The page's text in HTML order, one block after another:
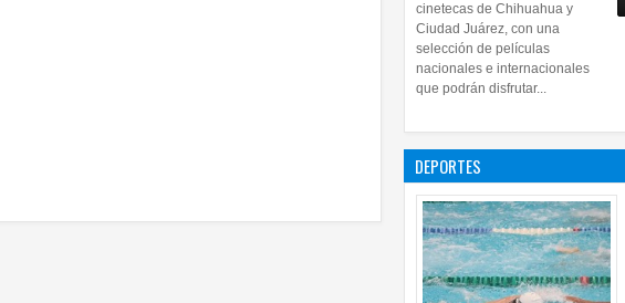
cinetecas de Chihuahua y
Ciudad Juárez, con una
selección de películas
nacionales e internacionales
que podrán disfrutar...
DEPORTES